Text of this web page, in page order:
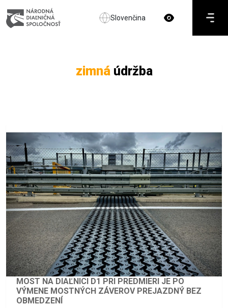
Slovenčina
zimnáúdržba
MOST NA DIAĽNICI D1 PRI PREDMIERI JE PO
VÝMENE MOSTNÝCH ZÁVEROV PREJAZDNÝ BEZ
OBMEDZENÍ